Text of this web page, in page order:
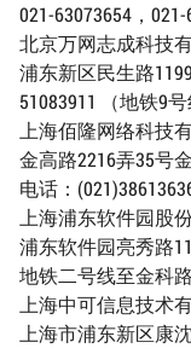
021-63073654，021-
北京万网志成科技
浦东新区民生路
51083911 （地铁9
上海佰隆网络科技
金高路2216弄35号
电话：
上海浦东软件园股
浦东软件园亮秀路
地铁二号线至金科
上海中可信息技术
上海市浦东新区康